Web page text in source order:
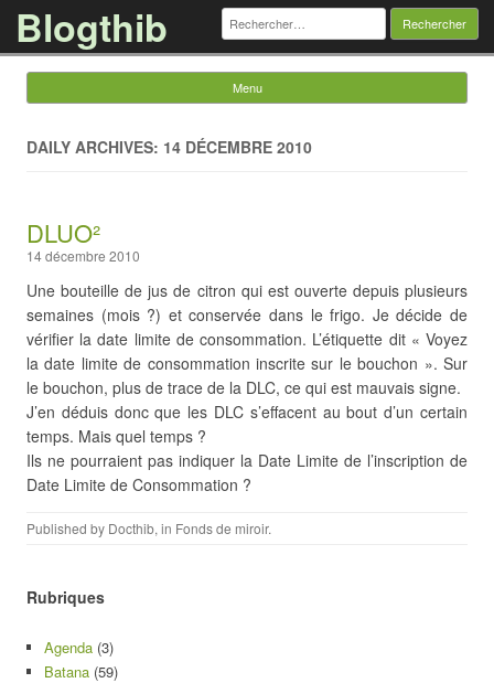
Blogthib Rechercher :
Menu
DAILY ARCHIVES: 14 DÉCEMBRE 2010
DLUO²
14 décembre 2010
Une bouteille de jus de citron qui est ouverte depuis plusieurs
semaines (mois ?) et conservée dans le frigo. Je décide de
vérifier la date limite de consommation. L’étiquette dit « Voyez
la date limite de consommation inscrite sur le bouchon ». Sur
le bouchon, plus de trace de la DLC, ce qui est mauvais signe.
J’en déduis donc que les DLC s’effacent au bout d’un certain
temps. Mais quel temps ?
Ils ne pourraient pas indiquer la Date Limite de l’inscription de
Date Limite de Consommation ?
Published by Docthib, in Fonds de miroir.
Rubriques
Agenda (3)
Batana (59)